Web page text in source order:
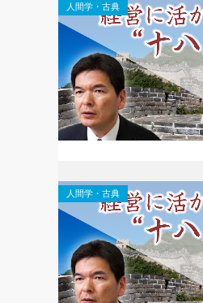
人間学・古典
人間学・古典